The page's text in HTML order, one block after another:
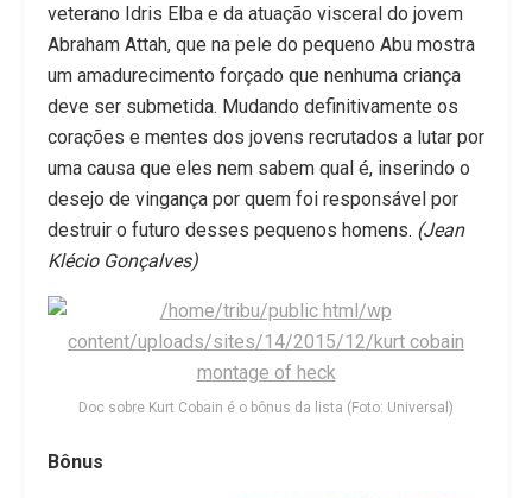
veterano Idris Elba e da atuação visceral do jovem
Abraham Attah, que na pele do pequeno Abu mostra
um amadurecimento forçado que nenhuma criança
deve ser submetida. Mudando definitivamente os
corações e mentes dos jovens recrutados a lutar por
uma causa que eles nem sabem qual é, inserindo o
desejo de vingança por quem foi responsável por
destruir o futuro desses pequenos homens. (Jean
Klécio Gonçalves)
Doc sobre Kurt Cobain é o bônus da lista (Foto: Universal)
Bônus